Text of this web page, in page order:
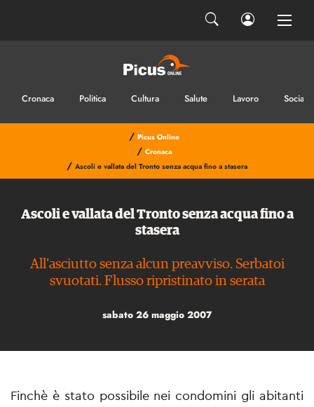
Cronaca Politica Cultura Salute Lavoro Sociale
/ Picus Online
/ Cronaca
/ Ascoli e vallata del Tronto senza acqua fino a stasera
Ascoli e vallata del Tronto senza acqua fino a
stasera
All'asciutto senza alcun preavviso. Serbatoi
svuotati. Flusso ripristinato in serata
sabato 26 maggio 2007
Finchè è stato possibile nei condomini gli abitanti